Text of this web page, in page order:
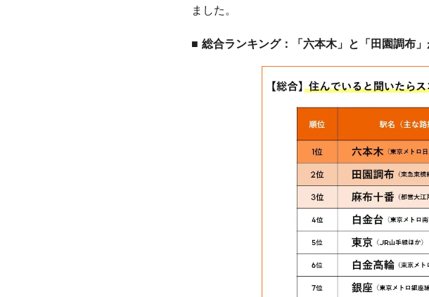
ました。
■ 総合ランキング：「六本木」と「田園調布